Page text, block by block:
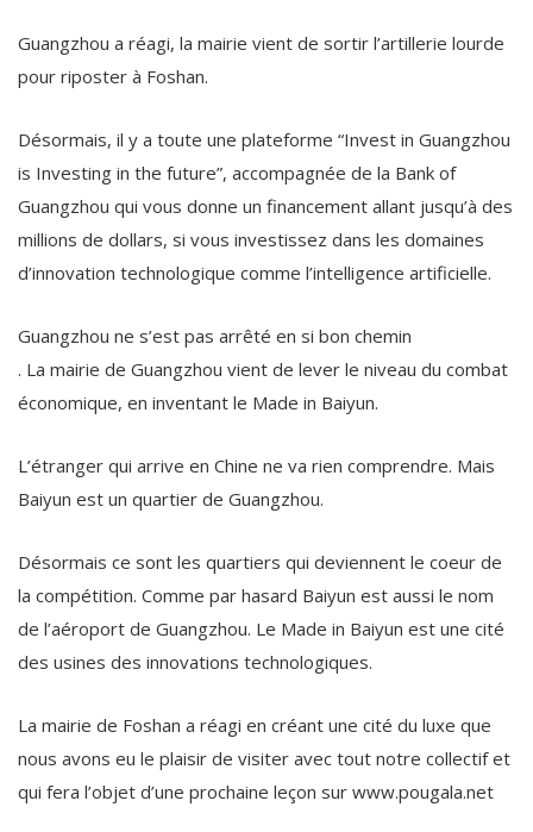
Guangzhou a réagi, la mairie vient de sortir l’artillerie lourde
pour riposter à Foshan.
Désormais, il y a toute une plateforme “Invest in Guangzhou
is Investing in the future”, accompagnée de la Bank of
Guangzhou qui vous donne un financement allant jusqu’à des
millions de dollars, si vous investissez dans les domaines
d’innovation technologique comme l’intelligence artificielle.
Guangzhou ne s’est pas arrêté en si bon chemin
. La mairie de Guangzhou vient de lever le niveau du combat
économique, en inventant le Made in Baiyun.
L’étranger qui arrive en Chine ne va rien comprendre. Mais
Baiyun est un quartier de Guangzhou.
Désormais ce sont les quartiers qui deviennent le coeur de
la compétition. Comme par hasard Baiyun est aussi le nom
de l’aéroport de Guangzhou. Le Made in Baiyun est une cité
des usines des innovations technologiques.
La mairie de Foshan a réagi en créant une cité du luxe que
nous avons eu le plaisir de visiter avec tout notre collectif et
qui fera l’objet d’une prochaine leçon sur www.pougala.net